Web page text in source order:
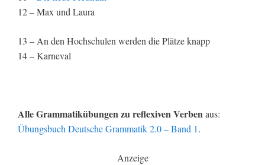
12 – Max und Laura
13 – An den Hochschulen werden die Plätze knapp
14 – Karneval
Alle Grammatikübungen zu reflexiven Verbenaus:
Übungsbuch Deutsche Grammatik 2.0 – Band 1.
Anzeige